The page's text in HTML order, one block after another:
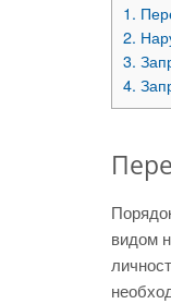
1.
2.
3.
4.
видом